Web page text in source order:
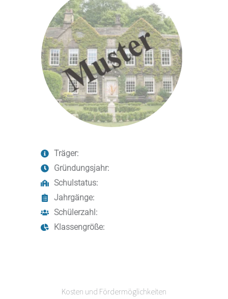
Träger:
Gründungsjahr:
Schulstatus:
Jahrgänge:
Schülerzahl:
Klassengröße:
Kosten und Fördermöglichkeiten